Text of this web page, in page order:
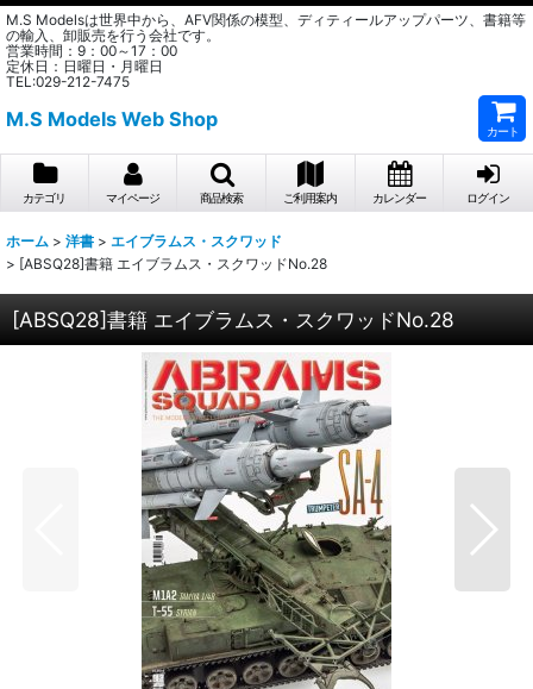
M.S Modelsは世界中から、AFV関係の模型、ディティールアップパーツ、書籍等
の輸入、卸販売を行う会社です。
営業時間：9：00～17：00
定休日：日曜日・月曜日
TEL:029-212-7475
M.S Models Web Shop
カート
カテゴリ マイページ 商品検索 ご利用案内 カレンダー ログイン
ホーム > 洋書 > エイブラムス・スクワッド
> [ABSQ28]書籍 エイブラムス・スクワッドNo.28
[ABSQ28]書籍 エイブラムス・スクワッドNo.28